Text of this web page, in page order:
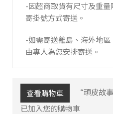
-因超商取貨有尺寸及重
寄掛號方式寄送。
-如需寄送離島、海外地
由專人為您安排寄送。
查看購物車
“頑皮故
已加入您的購物車